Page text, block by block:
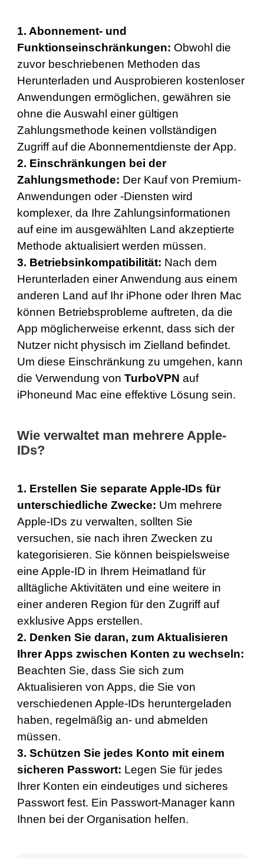
1. Abonnement- und
Funktionseinschränkungen: Obwohl die
zuvor beschriebenen Methoden das
Herunterladen und Ausprobieren kostenloser
Anwendungen ermöglichen, gewähren sie
ohne die Auswahl einer gültigen
Zahlungsmethode keinen vollständigen
Zugriff auf die Abonnementdienste der App.
2. Einschränkungen bei der
Zahlungsmethode: Der Kauf von Premium-
Anwendungen oder -Diensten wird
komplexer, da Ihre Zahlungsinformationen
auf eine im ausgewählten Land akzeptierte
Methode aktualisiert werden müssen.
3. Betriebsinkompatibilität: Nach dem
Herunterladen einer Anwendung aus einem
anderen Land auf Ihr iPhone oder Ihren Mac
können Betriebsprobleme auftreten, da die
App möglicherweise erkennt, dass sich der
Nutzer nicht physisch im Zielland befindet.
Um diese Einschränkung zu umgehen, kann
die Verwendung von TurboVPN auf
iPhoneund Mac eine effektive Lösung sein.
Wie verwaltet man mehrere Apple-
IDs?
1. Erstellen Sie separate Apple-IDs für
unterschiedliche Zwecke: Um mehrere
Apple-IDs zu verwalten, sollten Sie
versuchen, sie nach ihren Zwecken zu
kategorisieren. Sie können beispielsweise
eine Apple-ID in Ihrem Heimatland für
alltägliche Aktivitäten und eine weitere in
einer anderen Region für den Zugriff auf
exklusive Apps erstellen.
2. Denken Sie daran, zum Aktualisieren
Ihrer Apps zwischen Konten zu wechseln:
Beachten Sie, dass Sie sich zum
Aktualisieren von Apps, die Sie von
verschiedenen Apple-IDs heruntergeladen
haben, regelmäßig an- und abmelden
müssen.
3. Schützen Sie jedes Konto mit einem
sicheren Passwort: Legen Sie für jedes
Ihrer Konten ein eindeutiges und sicheres
Passwort fest. Ein Passwort-Manager kann
Ihnen bei der Organisation helfen.